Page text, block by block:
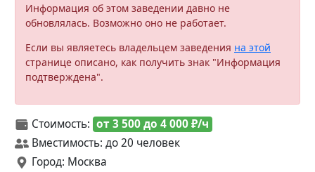
Информация об этом заведении давно не
обновлялась. Возможно оно не работает.
Если вы являетесь владельцем заведения на этой
странице описано, как получить знак "Информация
подтверждена".
Стоимость: от 3 500 до 4 000 ₽/ч
Вместимость: до 20 человек
Город: Москва